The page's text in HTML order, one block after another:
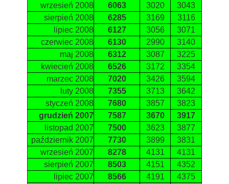
wrzesień 2008 6063 3020
3043
sierpień 2008
6285 3169
3116
lipiec 2008
6127 3056
3071
czerwiec 2008
6130 2990
3140
maj 2008
6312 3087
3225
kwiecień 2008
6526 3172
3354
marzec 2008
7020 3426
3594
luty 2008
7355 3713
3642
styczeń 2008
7680 3857
3823
grudzień 2007
7587 3670
3917
listopad 2007
7500 3623
3877
październik 2007
7730 3899
3831
wrzesień 2007
8278 4131
4131
sierpień 2007
8503 4151
4352
lipiec 2007
8566 4191
4375